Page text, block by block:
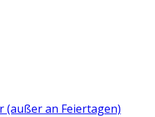
(außer an Feiertagen)